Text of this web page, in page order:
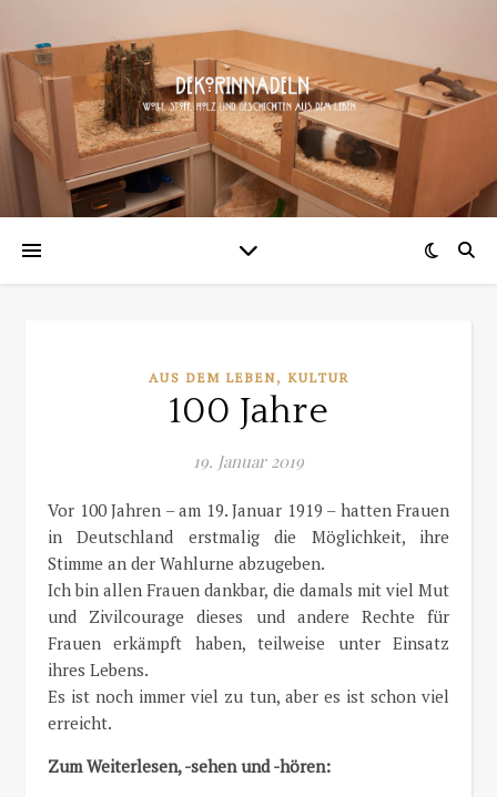
AUS DEM LEBEN, KULTUR
100 Jahre
19. Januar 2019
Vor 100 Jahren – am 19. Januar 1919 – hatten Frauen
in Deutschland erstmalig die Möglichkeit, ihre
Stimme an der Wahlurne abzugeben.
Ich bin allen Frauen dankbar, die damals mit viel Mut
und Zivilcourage dieses und andere Rechte für
Frauen erkämpft haben, teilweise unter Einsatz
ihres Lebens.
Es ist noch immer viel zu tun, aber es ist schon viel
erreicht.
Zum Weiterlesen, -sehen und -hören: